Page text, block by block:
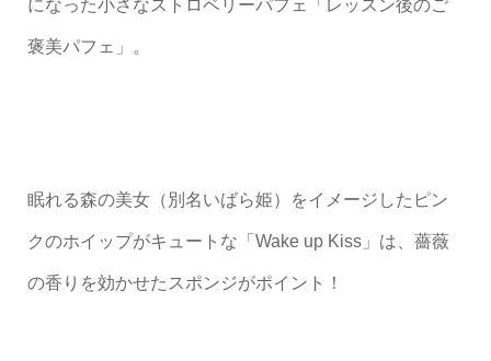
になった小さなストロベリーパフェ「レッスン後のご
褒美パフェ」。
眠れる森の美女（別名いばら姫）をイメージしたピン
クのホイップがキュートな「Wake up Kiss」は、薔薇
の香りを効かせたスポンジがポイント！